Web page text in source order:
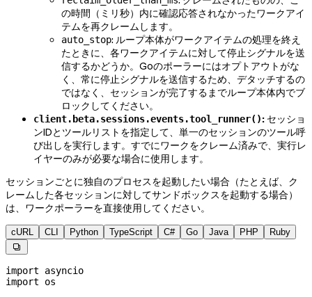
の時間（ミリ秒）内に確認応答されなかったワークアイ
テムを再クレームします。
auto_stop: ループ本体がワークアイテムの処理を終え
たときに、各ワークアイテムに対して停止シグナルを送
信するかどうか。Goのポーラーにはオプトアウトがな
く、常に停止シグナルを送信するため、デタッチするの
ではなく、セッションが完了するまでループ本体内でブ
ロックしてください。
client.beta.sessions.events.tool_runner(): セッショ
ンIDとツールリストを指定して、単一のセッションのツール呼
び出しを実行します。すでにワークをクレーム済みで、実行レ
イヤーのみが必要な場合に使用します。
セッションごとに独自のプロセスを起動したい場合（たとえば、ク
レームした各セッションに対してサンドボックスを起動する場合）
は、ワークポーラーを直接使用してください。
cURL CLI Python TypeScript C# Go Java PHP Ruby

import asyncio
import os